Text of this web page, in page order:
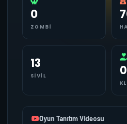
0
ZOMBI
13
SIVIL 0
Oyun Tanıtım Videosu